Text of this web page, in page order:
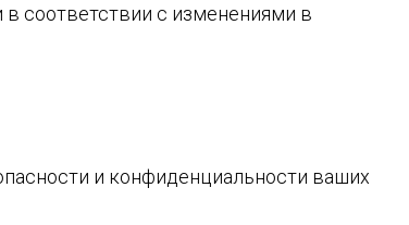
соответствии с изменениями в
и конфиденциальности ваших